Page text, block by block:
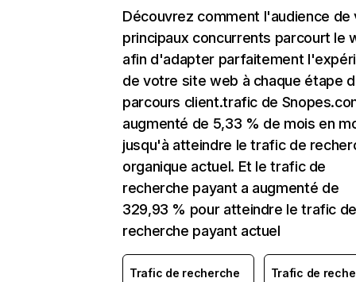
Découvrez comment l'audience de
principaux concurrents parcourt le
afin d'adapter parfaitement
de votre site web à chaque étape
parcours client.trafic de
augmenté de 5,33 % de mois en
jusqu'à atteindre le trafic de
organique actuel. Et le trafic de
recherche payant a augmenté de
329,93 % pour atteindre le trafic
recherche payant actuel
Trafic de recherche
Trafic de